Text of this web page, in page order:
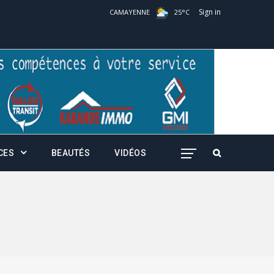
CAMAYENNE 25°C Sign in
BEAUTÉS VIDÉOS